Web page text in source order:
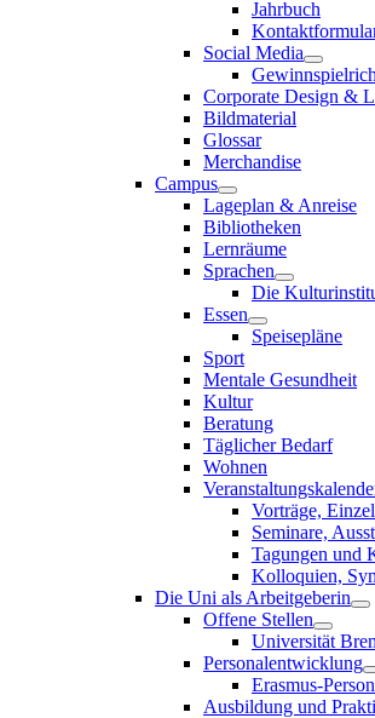
Jahrbuch
Social Media
Corporate Design &
Bildmaterial
Glossar
Merchandise
Campus
Lageplan & Anreise
Bibliotheken
Lernräume
Sprachen
Die
Essen
Speisepläne
Sport
Mentale Gesundheit
Kultur
Beratung
Täglicher Bedarf
Wohnen
Vorträge,
Seminare,
Tagungen und
Kolloquien,
Die Uni als Arbeitgeberin
Offene Stellen
Universität
Personalentwicklung
Erasmus-
Ausbildung und